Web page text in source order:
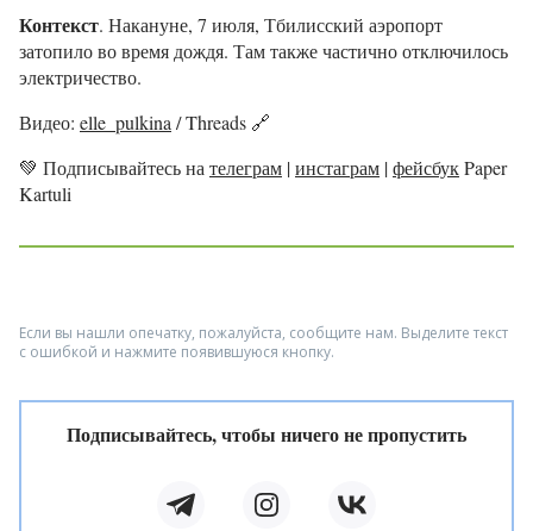
Контекст. Накануне, 7 июля, Тбилисский аэропорт
затопило во время дождя. Там также частично отключилось
электричество.
Видео: elle_pulkina / Threads 🔗
💚 Подписывайтесь на телеграм |инстаграм |фейсбукPaper
Kartuli
Если вы нашли опечатку, пожалуйста, сообщите нам. Выделите текст
с ошибкой и нажмите появившуюся кнопку.
Подписывайтесь, чтобы ничего не пропустить